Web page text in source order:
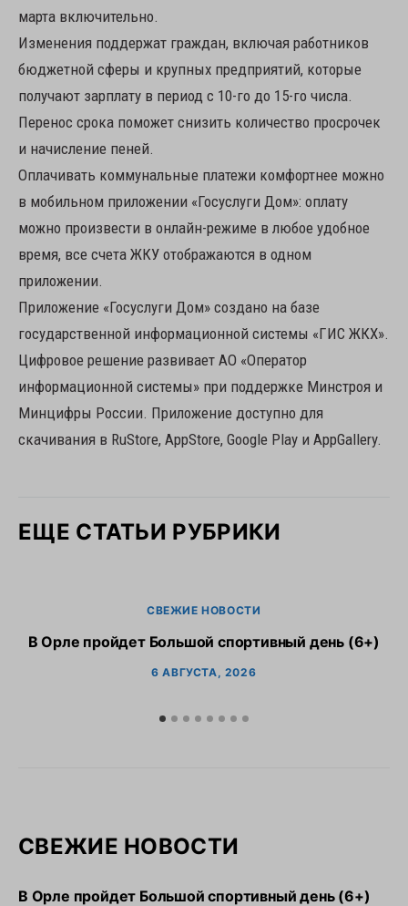
марта включительно.
Изменения поддержат граждан, включая работников
бюджетной сферы и крупных предприятий, которые
получают зарплату в период с 10-го до 15-го числа.
Перенос срока поможет снизить количество просрочек
и начисление пеней.
Оплачивать коммунальные платежи комфортнее можно
в мобильном приложении «Госуслуги Дом»: оплату
можно произвести в онлайн-режиме в любое удобное
время, все счета ЖКУ отображаются в одном
приложении.
Приложение «Госуслуги Дом» создано на базе
государственной информационной системы «ГИС ЖКХ».
Цифровое решение развивает АО «Оператор
информационной системы» при поддержке Минстроя и
Минцифры России. Приложение доступно для
скачивания в RuStore, AppStore, Google Play и AppGallery.
ЕЩЕ СТАТЬИ РУБРИКИ
СВЕЖИЕ НОВОСТИ
В Орле пройдет Большой спортивный день (6+)
6 АВГУСТА, 2026
СВЕЖИЕ НОВОСТИ
В Орле пройдет Большой спортивный день (6+)